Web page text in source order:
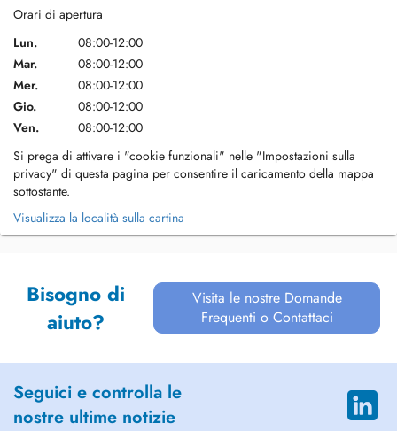
Orari di apertura
Lun.
08:00-12:00
Mar.
08:00-12:00
Mer.
08:00-12:00
Gio.
08:00-12:00
Ven.
08:00-12:00
Si prega di attivare i "cookie funzionali" nelle "Impostazioni sulla
privacy" di questa pagina per consentire il caricamento della mappa
sottostante.
Visualizza la località sulla cartina
Bisogno di
aiuto?
Visita le nostre Domande
Frequenti o Contattaci
Seguici e controlla le
nostre ultime notizie